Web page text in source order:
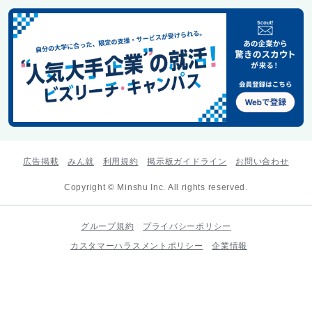
広告掲載 みん就 利用規約 掲示板ガイドライン お問い合わせ
Copyright © Minshu Inc. All rights reserved.
グループ規約
プライバシーポリシー
カスタマーハラスメントポリシー
企業情報